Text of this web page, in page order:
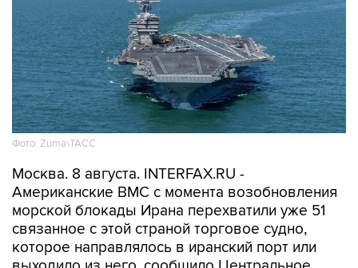
Фото: Zuma\ТАСС
Москва. 8 августа. INTERFAX.RU -
Американские ВМС с момента возобновления
морской блокады Ирана перехватили уже 51
связанное с этой страной торговое судно,
которое направлялось в иранский порт или